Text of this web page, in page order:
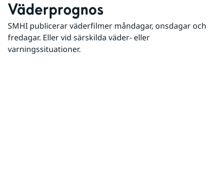
Väderprognos
SMHI publicerar väderfilmer måndagar, onsdagar och
fredagar. Eller vid särskilda väder- eller
varningssituationer.